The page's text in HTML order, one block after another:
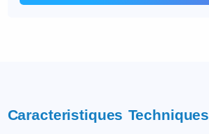
Caracteristiques Techniques